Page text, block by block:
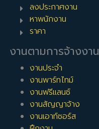
ลงประกาศงาน
หาพนักงาน
ราคา
งานตามการจ้างงาน
งานประจำ
งานพาร์ทไทม์
งานฟรีแลนซ์
งานสัญญาจ้าง
งานเอาท์ซอร์ส